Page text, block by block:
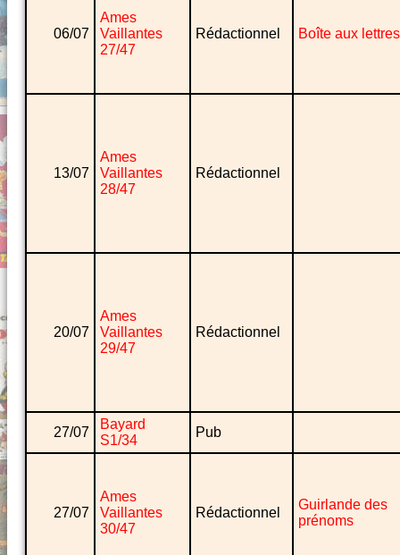
06/07
Ames
Vaillantes
27/47
Rédactionnel Boîte aux lettres
13/07
Ames
Vaillantes
28/47
Rédactionnel
20/07
Ames
Vaillantes
29/47
Rédactionnel
27/07
Bayard
S1/34
Pub
27/07
Ames
Vaillantes
30/47
Rédactionnel
Guirlande des
prénoms